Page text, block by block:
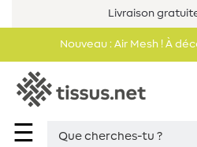
Livraison
Nouveau : Air Mesh ! À
☰